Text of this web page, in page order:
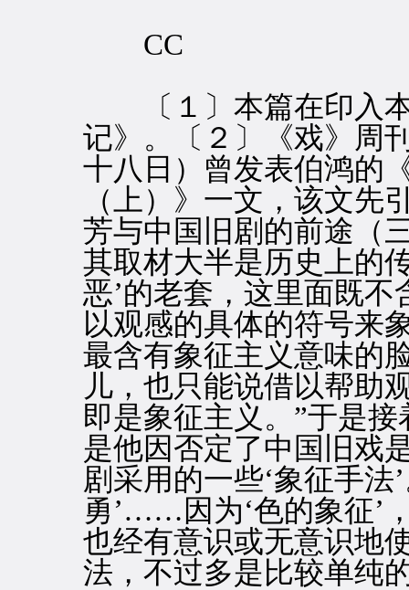
CC
〔１〕本篇在印入本
记》。〔２〕《戏》周
十八日）曾发表伯鸿的
（上）》一文，该文先
芳与中国旧剧的前途（
其取材大半是历史上的
恶’的老套，这里面既
以观感的具体的符号
最含有象征主义意味的
儿，也只能说借以帮助
即是象征主义。”于是
是他因否定了中国旧戏
剧采用的一些‘象征手法
勇’……因为‘色的象征’
也经有意识或无意识
法，不过多是比较单纯